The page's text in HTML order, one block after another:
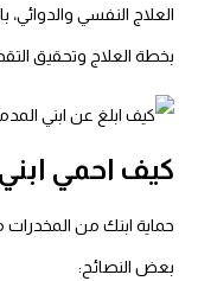
العلاج النفسي والدوائي،
بخطة العلاج وتحقيق
كيف احمي
حماية ابنك من
بعض النصائح: